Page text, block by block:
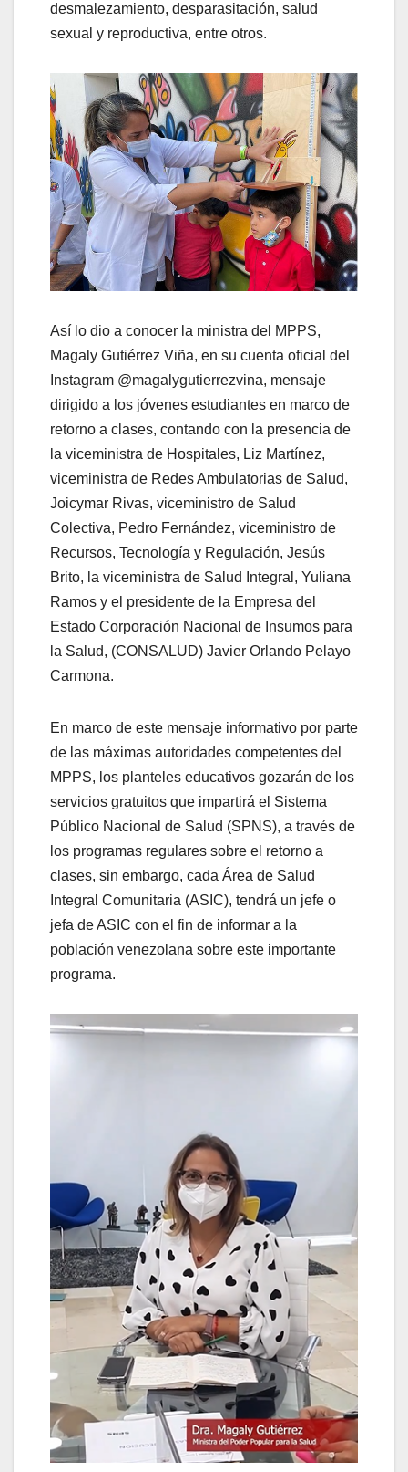
desmalezamiento, desparasitación, salud
sexual y reproductiva, entre otros.
Así lo dio a conocer la ministra del MPPS,
Magaly Gutiérrez Viña, en su cuenta oficial del
Instagram @magalygutierrezvina, mensaje
dirigido a los jóvenes estudiantes en marco de
retorno a clases, contando con la presencia de
la viceministra de Hospitales, Liz Martínez,
viceministra de Redes Ambulatorias de Salud,
Joicymar Rivas, viceministro de Salud
Colectiva, Pedro Fernández, viceministro de
Recursos, Tecnología y Regulación, Jesús
Brito, la viceministra de Salud Integral, Yuliana
Ramos y el presidente de la Empresa del
Estado Corporación Nacional de Insumos para
la Salud, (CONSALUD) Javier Orlando Pelayo
Carmona.
En marco de este mensaje informativo por parte
de las máximas autoridades competentes del
MPPS, los planteles educativos gozarán de los
servicios gratuitos que impartirá el Sistema
Público Nacional de Salud (SPNS), a través de
los programas regulares sobre el retorno a
clases, sin embargo, cada Área de Salud
Integral Comunitaria (ASIC), tendrá un jefe o
jefa de ASIC con el fin de informar a la
población venezolana sobre este importante
programa.